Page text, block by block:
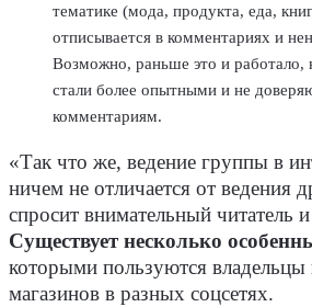
тематике (мода, продукта, еда,
отписывается в комментариях и
Возможно, раньше это и работало,
стали более опытными и не
комментариям.
«Так что же, ведение группы в
ничем не отличается от ведения
спросит внимательный читатель
Существует несколько
которыми пользуются владельцы
магазинов в разных соцсетях.